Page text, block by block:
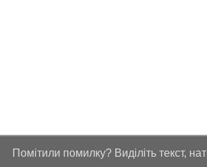
Помітили помилку? Виділіть текст,